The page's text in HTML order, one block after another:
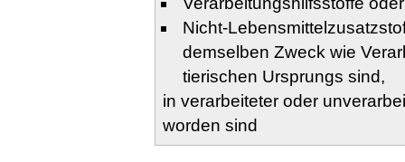
Nicht-
demselben Zweck wie
tierischen Ursprungs sind,
in verarbeiteter oder
worden sind